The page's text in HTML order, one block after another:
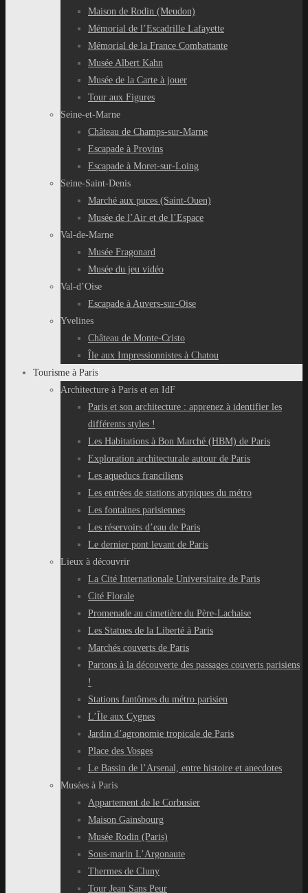
Maison de Rodin (Meudon)
Mémorial de l’Escadrille Lafayette
Mémorial de la France Combattante
Musée Albert Kahn
Musée de la Carte à jouer
Tour aux Figures
Seine-et-Marne
Château de Champs-sur-Marne
Escapade à Provins
Escapade à Moret-sur-Loing
Seine-Saint-Denis
Marché aux puces (Saint-Ouen)
Musée de l’Air et de l’Espace
Val-de-Marne
Musée Fragonard
Musée du jeu vidéo
Val-d’Oise
Escapade à Auvers-sur-Oise
Yvelines
Château de Monte-Cristo
Île aux Impressionnistes à Chatou
Tourisme à Paris
Architecture à Paris et en IdF
Paris et son architecture : apprenez à identifier les
différents styles !
Les Habitations à Bon Marché (HBM) de Paris
Exploration architecturale autour de Paris
Les aqueducs franciliens
Les entrées de stations atypiques du métro
Les fontaines parisiennes
Les réservoirs d’eau de Paris
Le dernier pont levant de Paris
Lieux à découvrir
La Cité Internationale Universitaire de Paris
Cité Florale
Promenade au cimetière du Père-Lachaise
Les Statues de la Liberté à Paris
Marchés couverts de Paris
Partons à la découverte des passages couverts parisiens
!
Stations fantômes du métro parisien
L’Île aux Cygnes
Jardin d’agronomie tropicale de Paris
Place des Vosges
Le Bassin de l’Arsenal, entre histoire et anecdotes
Musées à Paris
Appartement de le Corbusier
Maison Gainsbourg
Musée Rodin (Paris)
Sous-marin L’Argonaute
Thermes de Cluny
Tour Jean Sans Peur